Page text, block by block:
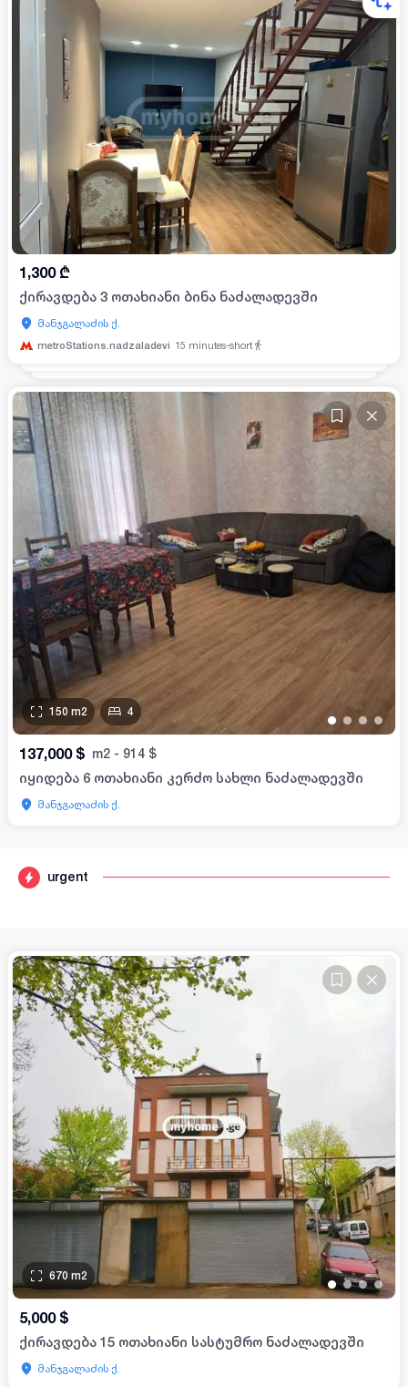
urgent
1,300 ₾
ქირავდება 3 ოთახიანი ბინა ნაძალადევში
მანჯგალაძის ქ.
metroStations.nadzaladevi 15 minutes-short
• • • •
150 m2 4
137,000 $ m2 - 914 $
იყიდება 6 ოთახიანი კერძო სახლი ნაძალადევში
მანჯგალაძის ქ.
••••
670 m2
5,000 $
ქირავდება 15 ოთახიანი სასტუმრო ნაძალადევში
მანჯგალაძის ქ.